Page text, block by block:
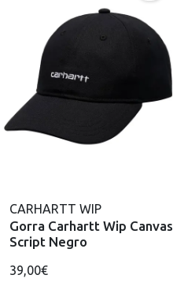
CARHARTT WIP
Gorra Carhartt Wip Canvas
Script Negro
39,00€